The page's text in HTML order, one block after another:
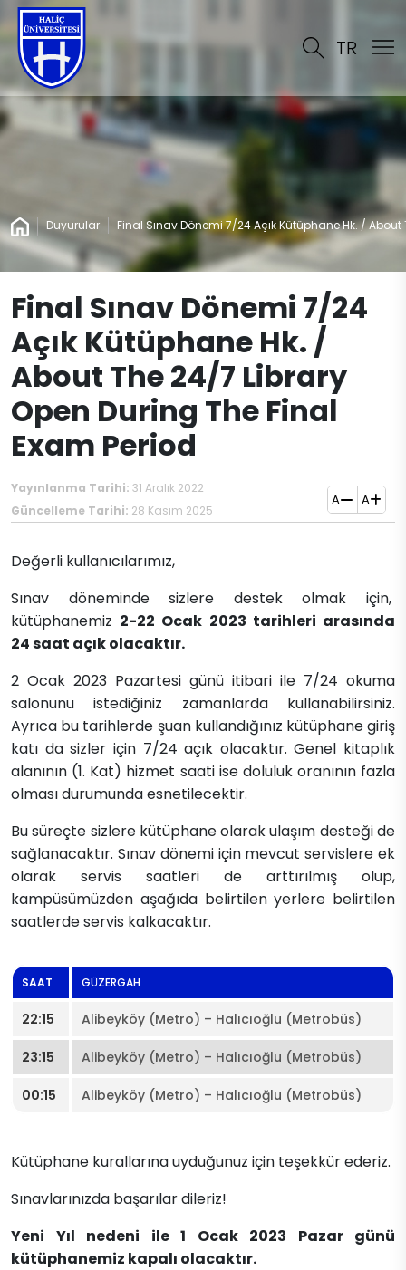
TR
Duyurular Final Sınav Dönemi 7/24 Açık Kütüphane Hk. /
Final Sınav Dönemi 7/24
Açık Kütüphane Hk. /
About The 24/7 Library
Open During The Final
Exam Period
Yayınlanma Tarihi: 31 Aralık 2022
Güncelleme Tarihi: 28 Kasım 2025
A A
​​​Değerli kullanıcılarımız,
Sınav döneminde sizlere destek olmak için,
kütüphanemiz 2-22 Ocak 2023 tarihleri arasında
24 saat açık olacaktır.
2 Ocak 2023 Pazartesi günü itibari i​le 7/24 okuma
salonunu istediğiniz zamanlarda kullanabilirsiniz.
Ayrıca bu tarihlerde şuan kullandığınız kütüphane giriş
katı da sizler için 7/24 açık olacaktır. Genel kitaplık
alanının (1. Kat) hizmet saati ise doluluk oranının fazla
olması durumunda esnetilecektir.
Bu süreçte sizlere kütüphane olarak ulaşım desteği de
sağlanacaktır. Sınav dönemi için mevcut servislere ek
olarak servis saatleri de arttırılmış olup,
kampüsümüzden aşağıda belirtilen yerlere belirtilen
saatlerde servis kalkacaktır.​​
​​SAAT ​GÜZERGAH
​22:15​ ​Alibeyköy (Metro) – Halıcıoğlu (Metrobüs)​
​23:15 ​Alibeyköy (Metro) – Halıcıoğlu (Metrobüs)
​00:15 ​Alibeyköy (Metro) – Halıcıoğlu (Metrobüs)
Kütüphane kurallarına uyduğunuz için teşekkür ederiz.
Sınavlarınızda başarılar dileriz!
Yeni Yıl nedeni ile 1 Ocak 2023 Pazar günü
kütüphanemiz kapalı olacaktır.